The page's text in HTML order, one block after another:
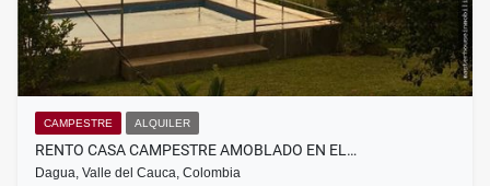
CAMPESTRE ALQUILER
RENTO CASA CAMPESTRE AMOBLADO EN EL…
Dagua, Valle del Cauca, Colombia